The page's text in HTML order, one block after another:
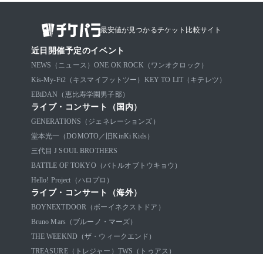
最安値が見つかるチケット比較サイト
近日開催予定のイベント
NEWS（ニュース） ONE OK ROCK（ワンオクロック）
Kis-My-Ft2（キスマイフットツー） KEY TO LIT（キテレツ）
EBiDAN（恵比寿学園男子部）
ライブ・コンサート（国内）
GENERATIONS（ジェネレーションズ）
堂本光一（DOMOTO／旧KinKi Kids）
三代目 J SOUL BROTHERS
BATTLE OF TOKYO（バトルオブトウキョウ）
Hello! Project（ハロプロ）
ライブ・コンサート（海外）
BOYNEXTDOOR（ボーイネクストドア）
Bruno Mars（ブルーノ・マーズ）
THE WEEKND（ザ・ウィークエンド）
TREASURE（トレジャー） TWS（トゥアス）